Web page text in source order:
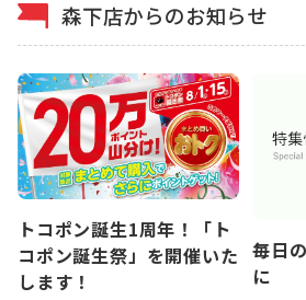
森下店からのお知らせ
トコポン誕生1周年！「ト
コポン誕生祭」を開催いた
します！
毎日
に